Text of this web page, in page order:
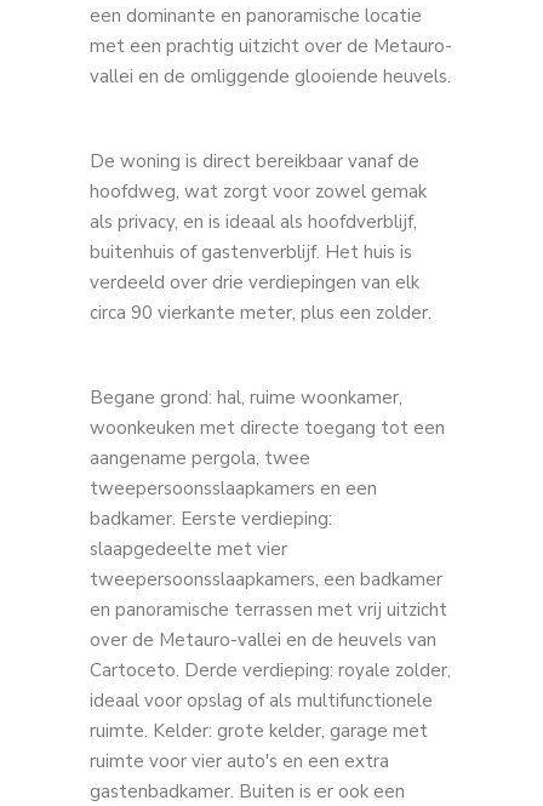
een dominante en panoramische locatie
met een prachtig uitzicht over de Metauro-
vallei en de omliggende glooiende heuvels.
De woning is direct bereikbaar vanaf de
hoofdweg, wat zorgt voor zowel gemak
als privacy, en is ideaal als hoofdverblijf,
buitenhuis of gastenverblijf. Het huis is
verdeeld over drie verdiepingen van elk
circa 90 vierkante meter, plus een zolder.
Begane grond: hal, ruime woonkamer,
woonkeuken met directe toegang tot een
aangename pergola, twee
tweepersoonsslaapkamers en een
badkamer. Eerste verdieping:
slaapgedeelte met vier
tweepersoonsslaapkamers, een badkamer
en panoramische terrassen met vrij uitzicht
over de Metauro-vallei en de heuvels van
Cartoceto. Derde verdieping: royale zolder,
ideaal voor opslag of als multifunctionele
ruimte. Kelder: grote kelder, garage met
ruimte voor vier auto's en een extra
gastenbadkamer. Buiten is er ook een